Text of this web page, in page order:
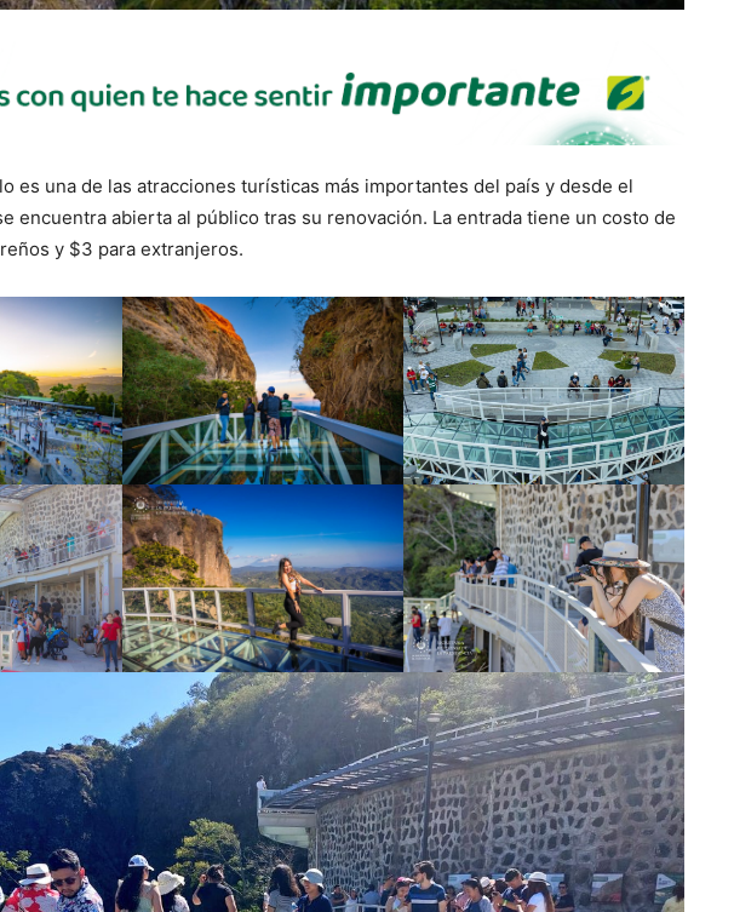
es una de las atracciones turísticas más importantes del país y desde el
encuentra abierta al público tras su renovación. La entrada tiene un costo de
y $3 para extranjeros.